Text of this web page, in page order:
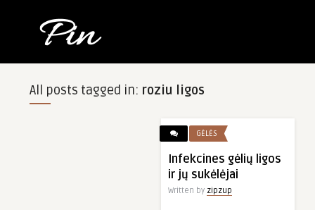
All posts tagged in: roziu ligos
GĖLĖS
Infekcines gėlių ligos
ir jų sukėlėjai
Written by zipzup